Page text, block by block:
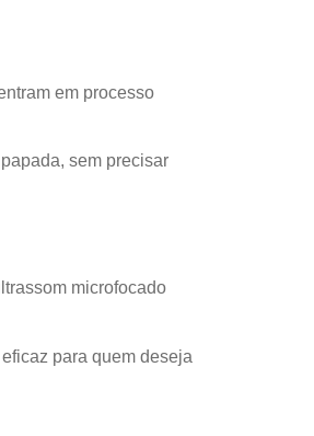
em processo
sem precisar
microfocado
para quem deseja